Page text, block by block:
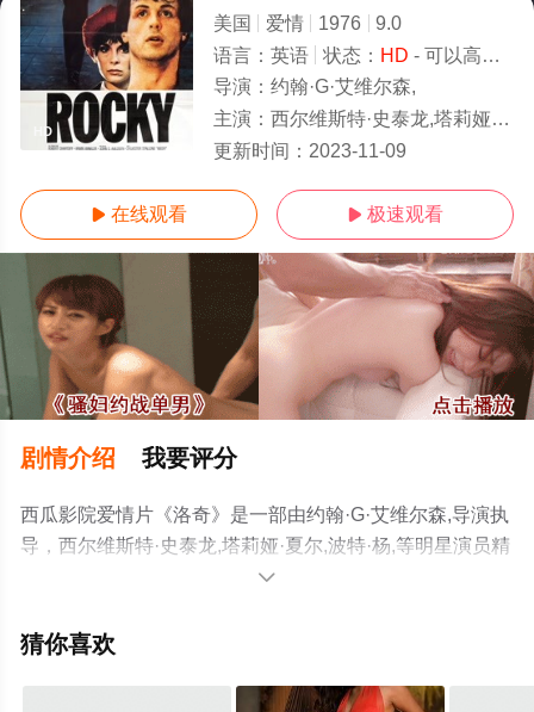
HD
美国 爱情 1976
9.0
语言： 英语 状态： HD - 可以高清免费在线观看
导演： 约翰·G·艾维尔森,
主演： 西尔维斯特·史泰龙,塔莉娅·夏尔,波特·杨,
更新时间： 2023-11-09
 在线观看  极速观看
剧情介绍 我要评分
西瓜影院爱情片《洛奇》是一部由约翰·G·艾维尔森,导演执
导，西尔维斯特·史泰龙,塔莉娅·夏尔,波特·杨,等明星演员精
彩演绎的美国电影，手机免费观看高清未删减完整版电影
视猫或剧情网等平台了解。

猜你喜欢